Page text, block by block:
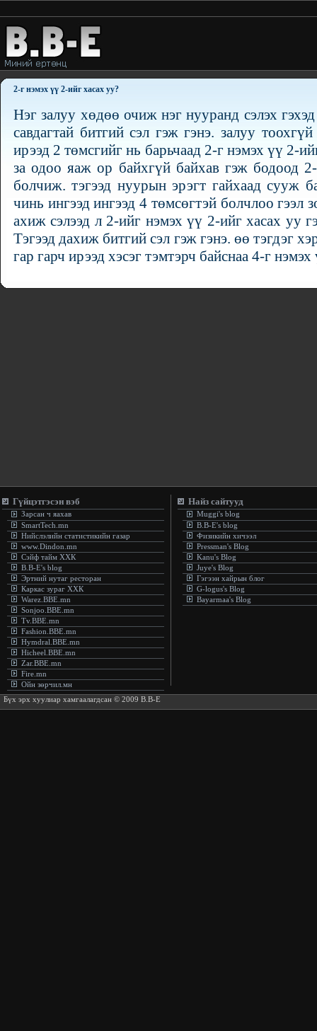
2-г нэмэх үү 2-ийг хасах уу?
Нэг залуу хөдөө очиж нэг нууранд сэлэх
савдагтай битгий сэл гэж гэнэ. залуу
ирээд 2 төмсгийг нь барьчаад 2-г нэмэх үү 2-
за одоо яаж ор байхгүй байхав гэж бодоод
болчиж. тэгээд нуурын эрэгт гайхаад сууж
чинь ингээд ингээд 4 төмсөгтэй болчлоо гээл
ахиж сэлээд л 2-ийг нэмэх үү 2-ийг хасах уу
Тэгээд дахиж битгий сэл гэж гэнэ. өө тэгдэг
гар гарч ирээд хэсэг тэмтэрч байснаа 4-г
Гүйцэтгэсэн вэб
Зарсан ч яахав
SmartTech.mn
Нийслэлийн статистикийн газар
www.Dindon.mn
Сэйф тайм ХХК
B.B-E's blog
Эртний нутаг ресторан
Каркас зураг ХХК
Warez.BBE.mn
Sonjoo.BBE.mn
Tv.BBE.mn
Fashion.BBE.mn
Hymdral.BBE.mn
Hicheel.BBE.mn
Zar.BBE.mn
Fire.mn
Ойн зөрчил.мн
Найз сайтууд
Muggi's blog
B.B-E's blog
Физикийн хичээл
Pressman's Blog
Kanu's Blog
Juye's Blog
Гэгээн хайрын блог
G-logus's Blog
Bayarmaa's Blog
Бүх эрх хуулиар хамгаалагдсан © 2009 B.B-E